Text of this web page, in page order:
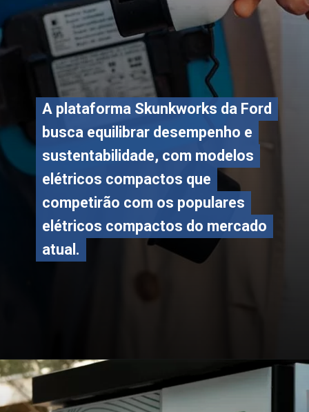
A plataforma Skunkworks da Ford
busca equilibrar desempenho e
sustentabilidade, com modelos
elétricos compactos que
competirão com os populares
elétricos compactos do mercado
atual.
A plataforma Skunkworks da Ford
busca equilibrar desempenho e
sustentabilidade, com modelos
elétricos compactos que
competirão com os populares
elétricos compactos do mercado
atual.
Opening